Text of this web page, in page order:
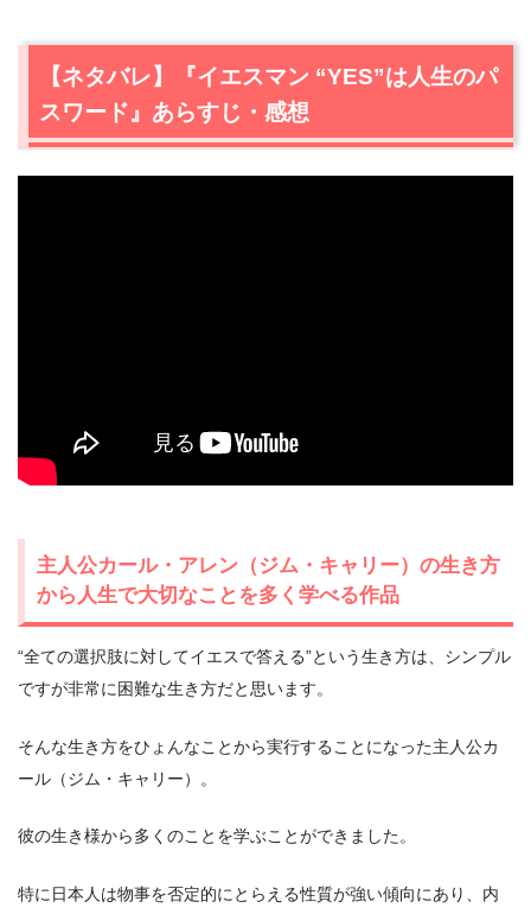
【ネタバレ】『イエスマン “YES”は人生のパ
スワード』あらすじ・感想
主人公カール・アレン（ジム・キャリー）の生き方
から人生で大切なことを多く学べる作品
“全ての選択肢に対してイエスで答える”という生き方は、シンプル
ですが非常に困難な生き方だと思います。
そんな生き方をひょんなことから実行することになった主人公カ
ール（ジム・キャリー）。
彼の生き様から多くのことを学ぶことができました。
特に日本人は物事を否定的にとらえる性質が強い傾向にあり、内